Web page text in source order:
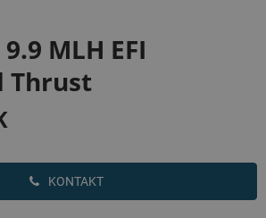
KONTAKT
MLH EFI
Thrust